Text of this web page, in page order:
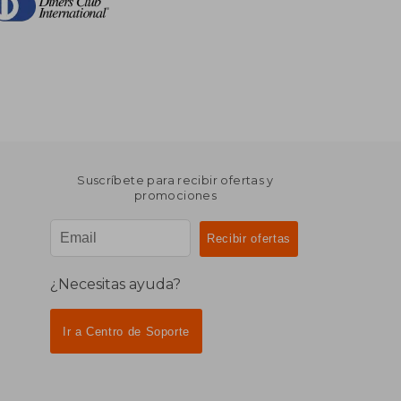
Suscríbete para recibir ofertas y
promociones
¿Necesitas ayuda?
Ir a Centro de Soporte